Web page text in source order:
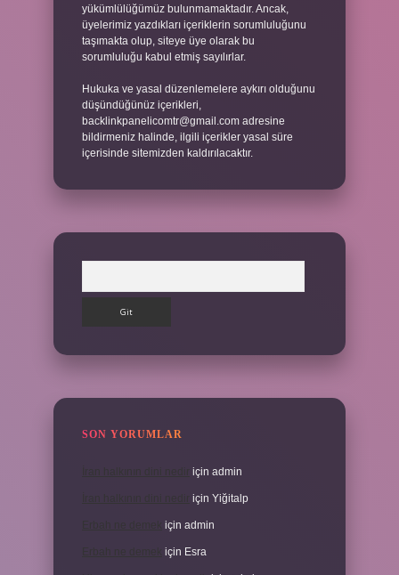
yükümlülüğümüz bulunmamaktadır. Ancak,
üyelerimiz yazdıkları içeriklerin sorumluluğunu
taşımakta olup, siteye üye olarak bu
sorumluluğu kabul etmiş sayılırlar.
Hukuka ve yasal düzenlemelere aykırı olduğunu
düşündüğünüz içerikleri,
backlinkpanelicomtr@gmail.com adresine
bildirmeniz halinde, ilgili içerikler yasal süre
içerisinde sitemizden kaldırılacaktır.
SON YORUMLAR
için admin
için Yiğitalp
için admin
için Esra